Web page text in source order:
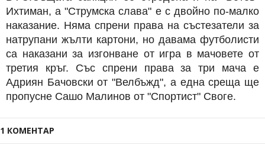
Ихтиман, а "Струмска слава" е с двойно по-малко
наказание. Няма спрени права на състезатели за
натрупани жълти картони, но давама футболисти
са наказани за изгонване от игра в мачовете от
третия кръг. Със спрени права за три мача е
Адриян Бачовски от "Велбъжд", а една среща ще
пропусне Сашо Малинов от "Спортист" Своге.
1 КОМЕНТАР